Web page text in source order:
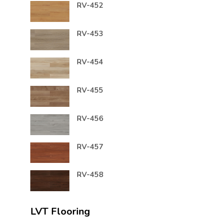
RV-452
RV-453
RV-454
RV-455
RV-456
RV-457
RV-458
LVT Flooring